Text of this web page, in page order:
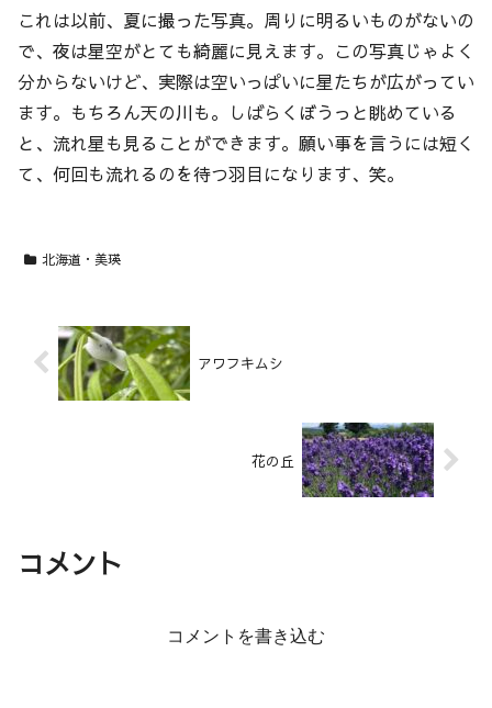
これは以前、夏に撮った写真。周りに明るいものがないの
で、夜は星空がとても綺麗に見えます。この写真じゃよく
分からないけど、実際は空いっぱいに星たちが広がってい
ます。もちろん天の川も。しばらくぼうっと眺めている
と、流れ星も見ることができます。願い事を言うには短く
て、何回も流れるのを待つ羽目になります、笑。
北海道・美瑛
アワフキムシ
花の丘
コメント
コメントを書き込む